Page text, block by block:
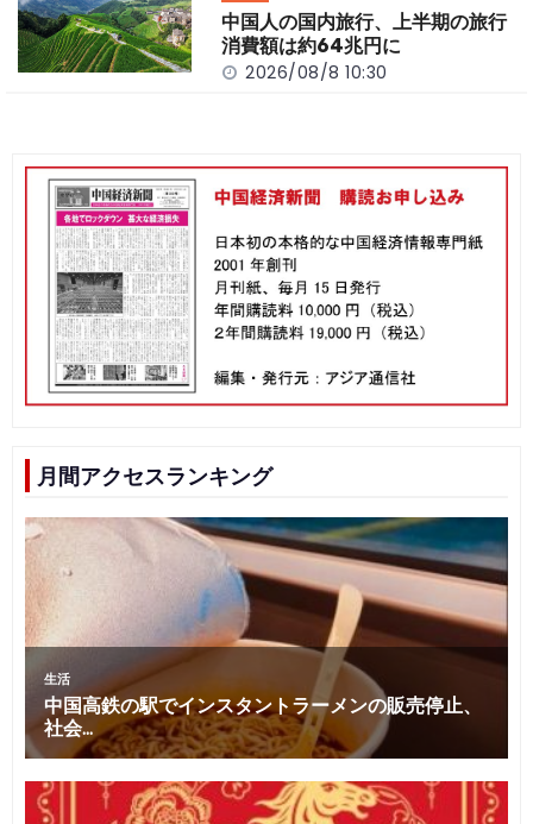
中国人の国内旅行、上半期の旅行
消費額は約64兆円に
2026/08/8 10:30
月間アクセスランキング